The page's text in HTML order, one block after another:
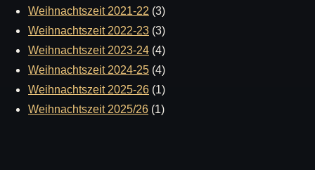
Weihnachtszeit 2021-22 (3)
Weihnachtszeit 2022-23 (3)
Weihnachtszeit 2023-24 (4)
Weihnachtszeit 2024-25 (4)
Weihnachtszeit 2025-26 (1)
Weihnachtszeit 2025/26 (1)